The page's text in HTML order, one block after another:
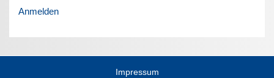
Anmelden
Impressum